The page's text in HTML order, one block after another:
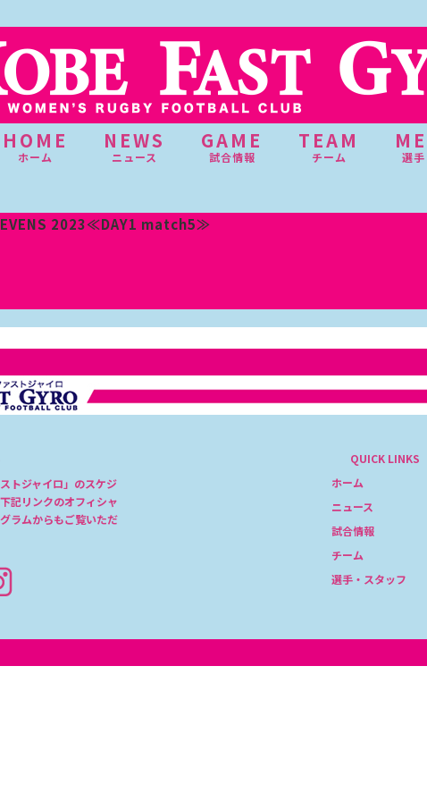
HOME
ホーム
NEWS
ニュース
GAME
試合情報
TEAM
チーム 選
2023≪DAY1 match5≫
トジャイロ」のスケジ
記リンクのオフィシャ
ラムからもご覧いただ
QUICK LINKS
ホーム
ニュース
試合情報
チーム
選手・スタッフ